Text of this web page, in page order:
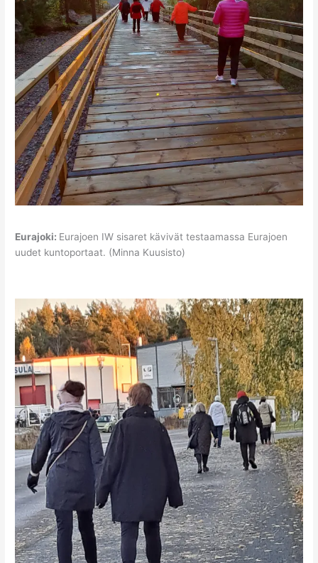
Eurajoki: Eurajoen IW sisaret kävivät testaamassa Eurajoen
uudet kuntoportaat. (Minna Kuusisto)